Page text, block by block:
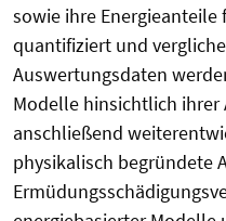
sowie ihre
quantifiziert und
Auswertungsdaten
Modelle hinsichtlich
anschließend
physikalisch begründete